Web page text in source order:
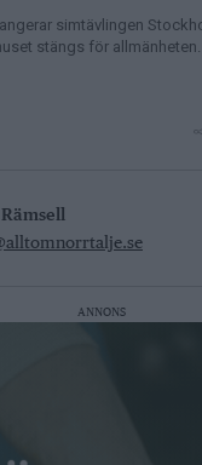
simtävlingen
stängs för allmänheten.
ANNONS